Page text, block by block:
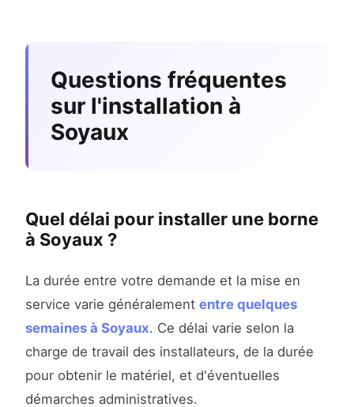
Questions fréquentes
sur l'installation à
Soyaux
Quel délai pour installer une borne
à Soyaux ?
La durée entre votre demande et la mise en
service varie généralement entre quelques
semaines à Soyaux. Ce délai varie selon la
charge de travail des installateurs, de la durée
pour obtenir le matériel, et d'éventuelles
démarches administratives.